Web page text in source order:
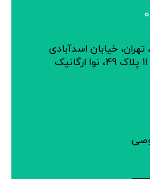
خیابان اسدآبادی
(یوسف آباد)، بین خیابان 9 و 11 پلاک 49، نوا ارگانیک